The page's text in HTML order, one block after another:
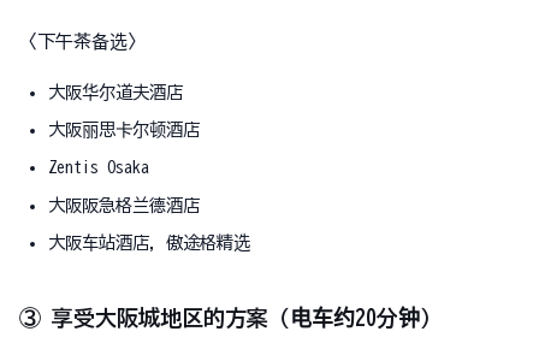
〈下午茶备选〉
大阪华尔道夫酒店
大阪丽思卡尔顿酒店
Zentis Osaka
大阪阪急格兰德酒店
大阪车站酒店，傲途格精选
③ 享受大阪城地区的方案（电车约20分钟）